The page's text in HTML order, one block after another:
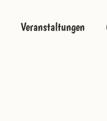
Veranstaltungen